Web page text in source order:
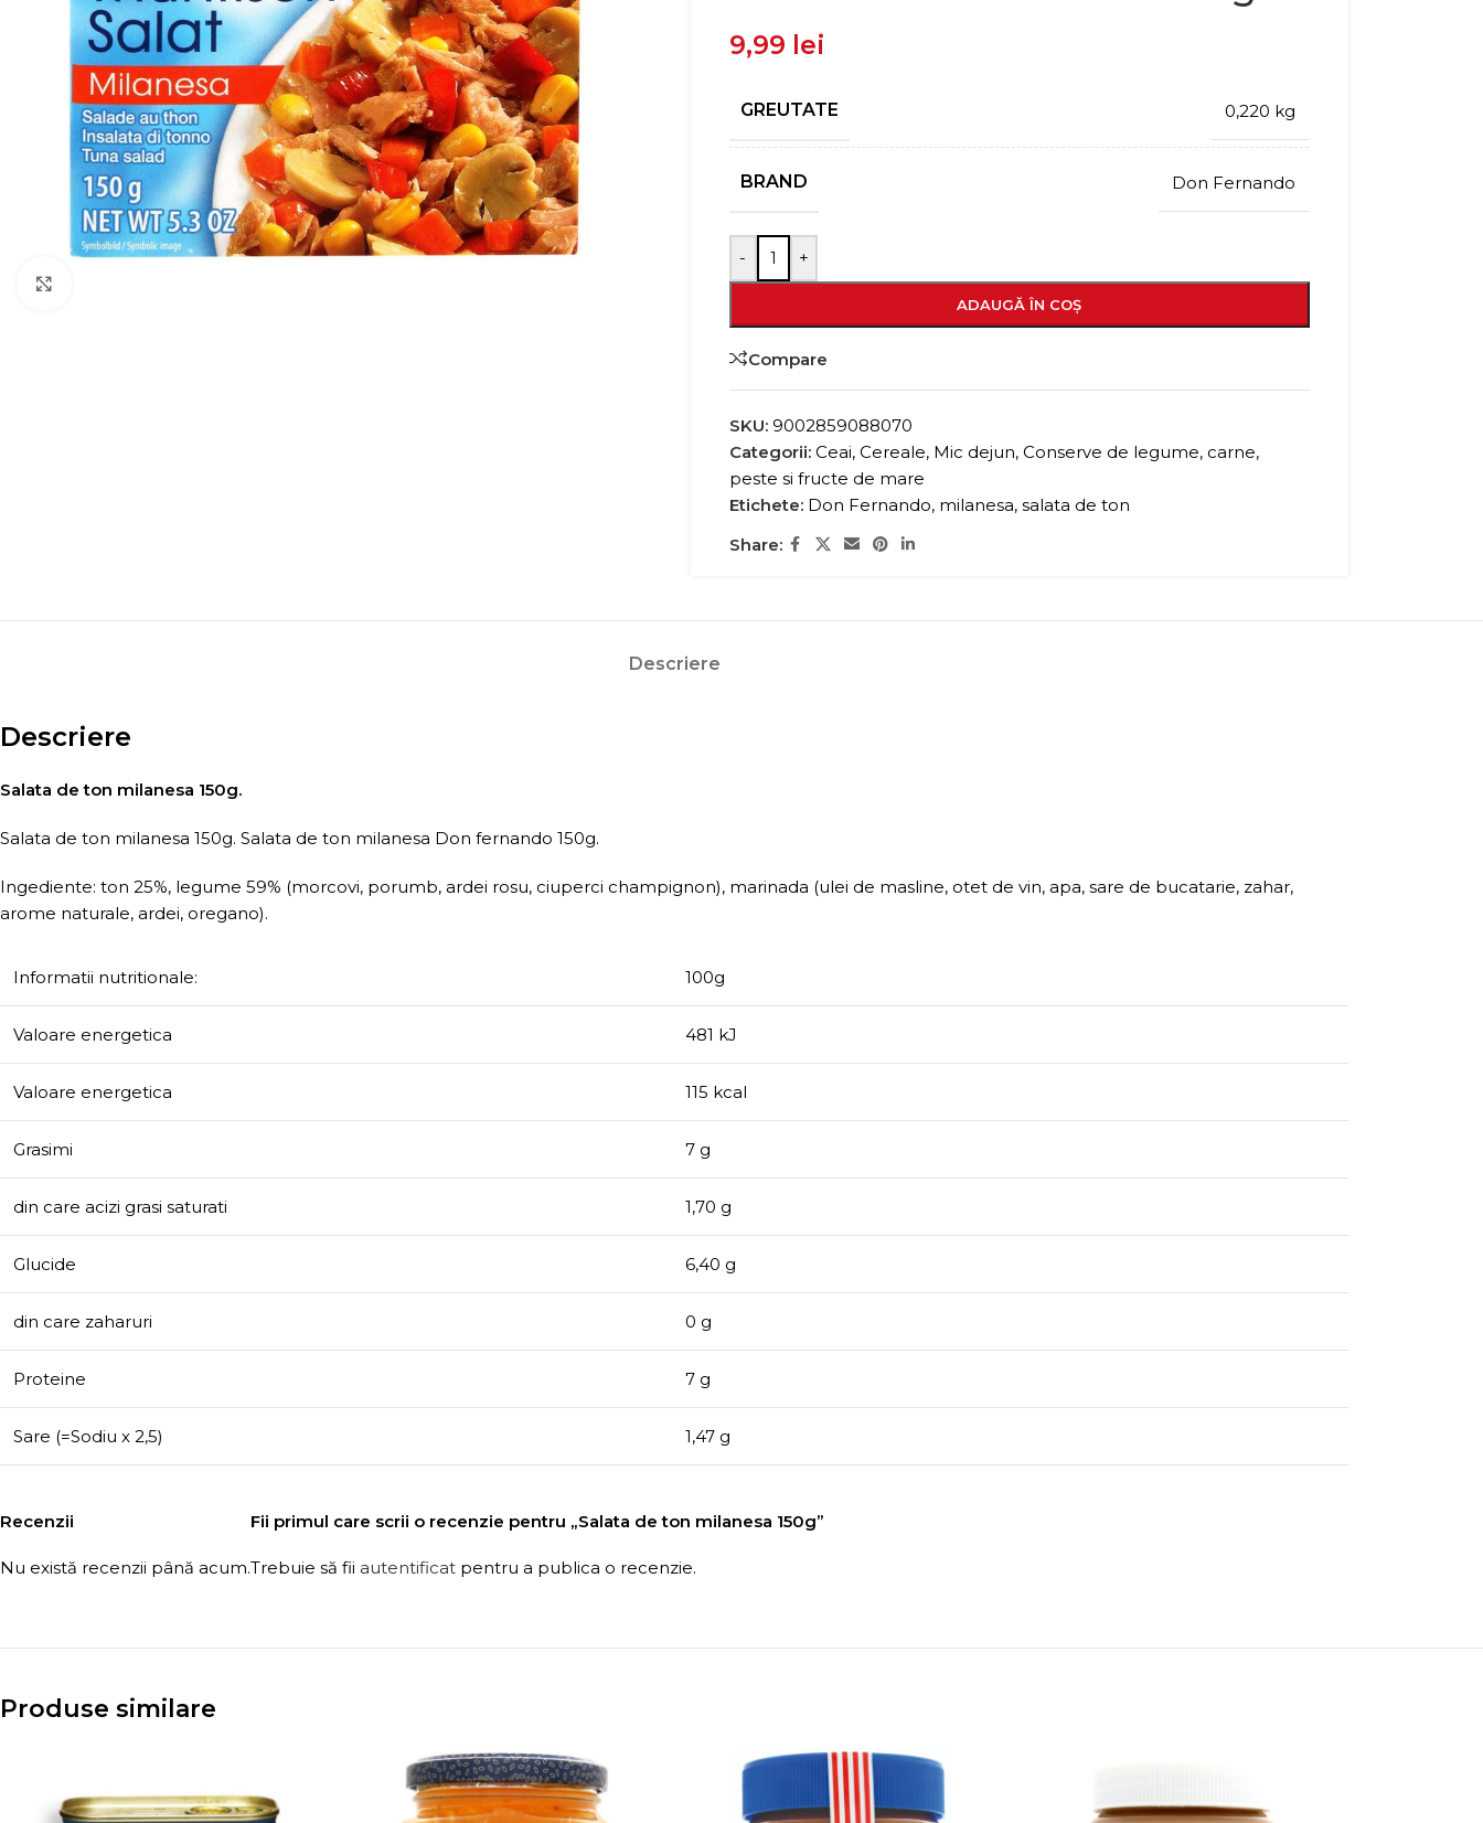
9,99 lei
GREUTATE 0,220 kg
BRAND Don Fernando
- +
ADAUGĂ ÎN COȘ
Compare
SKU: 9002859088070
Categorii: Ceai, Cereale, Mic dejun, Conserve de legume, carne,
peste si fructe de mare
Etichete: Don Fernando, milanesa, salata de ton
Share:
Descriere
Descriere
Salata de ton milanesa 150g.
Salata de ton milanesa 150g. Salata de ton milanesa Don fernando 150g.
Ingediente: ton 25%, legume 59% (morcovi, porumb, ardei rosu, ciuperci champignon), marinada (ulei de masline, otet de vin, apa, sare de bucatarie, zahar,
arome naturale, ardei, oregano).
Informatii nutritionale: 100g
Valoare energetica 481 kJ
Valoare energetica 115 kcal
Grasimi 7 g
din care acizi grasi saturati 1,70 g
Glucide 6,40 g
din care zaharuri 0 g
Proteine 7 g
Sare (=Sodiu x 2,5) 1,47 g
Recenzii
Nu există recenzii până acum.
Fii primul care scrii o recenzie pentru „Salata de ton milanesa 150g”
Trebuie să fii autentificat pentru a publica o recenzie.
Produse similare